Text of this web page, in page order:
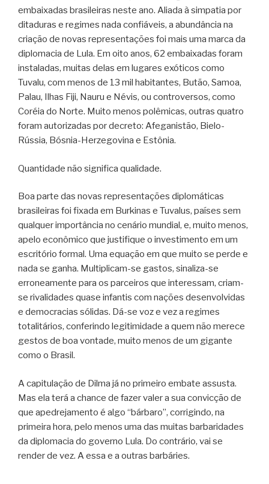
embaixadas brasileiras neste ano. Aliada à simpatia por
ditaduras e regimes nada confiáveis, a abundância na
criação de novas representações foi mais uma marca da
diplomacia de Lula. Em oito anos, 62 embaixadas foram
instaladas, muitas delas em lugares exóticos como
Tuvalu, com menos de 13 mil habitantes, Butão, Samoa,
Palau, Ilhas Fiji, Nauru e Névis, ou controversos, como
Coréia do Norte. Muito menos polêmicas, outras quatro
foram autorizadas por decreto: Afeganistão, Bielo-
Rússia, Bósnia-Herzegovina e Estônia.
Quantidade não significa qualidade.
Boa parte das novas representações diplomáticas
brasileiras foi fixada em Burkinas e Tuvalus, países sem
qualquer importância no cenário mundial, e, muito menos,
apelo econômico que justifique o investimento em um
escritório formal. Uma equação em que muito se perde e
nada se ganha. Multiplicam-se gastos, sinaliza-se
erroneamente para os parceiros que interessam, criam-
se rivalidades quase infantis com nações desenvolvidas
e democracias sólidas. Dá-se voz e vez a regimes
totalitários, conferindo legitimidade a quem não merece
gestos de boa vontade, muito menos de um gigante
como o Brasil.
A capitulação de Dilma já no primeiro embate assusta.
Mas ela terá a chance de fazer valer a sua convicção de
que apedrejamento é algo “bárbaro”, corrigindo, na
primeira hora, pelo menos uma das muitas barbaridades
da diplomacia do governo Lula. Do contrário, vai se
render de vez. A essa e a outras barbáries.